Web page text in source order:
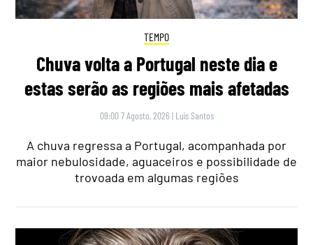
TEMPO
Chuva volta a Portugal neste dia e
estas serão as regiões mais afetadas
09:00 7 Agosto, 2026 | Luís Santos
A chuva regressa a Portugal, acompanhada por
maior nebulosidade, aguaceiros e possibilidade de
trovoada em algumas regiões